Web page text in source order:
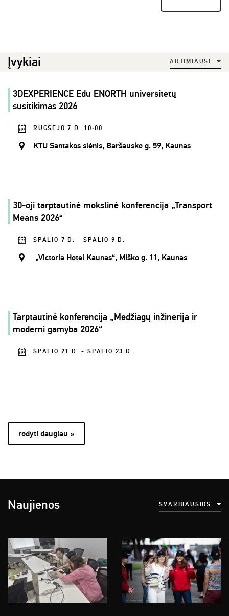
Įvykiai ARTIMIAUSI
3DEXPERIENCE Edu ENORTH universitetų
susitikimas 2026
RUGSĖJO 7 D. 10:00
KTU Santakos slėnis, Baršausko g. 59, Kaunas
30-oji tarptautinė mokslinė konferencija „Transport
Means 2026“
SPALIO 7 D. - SPALIO 9 D.
„Victoria Hotel Kaunas“, Miško g. 11, Kaunas
Tarptautinė konferencija „Medžiagų inžinerija ir
moderni gamyba 2026“
SPALIO 21 D. - SPALIO 23 D.
rodyti daugiau »
Naujienos SVARBIAUSIOS